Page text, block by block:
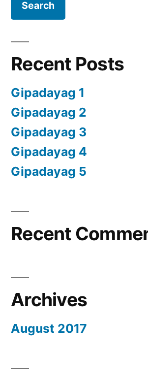
Recent Posts
Gipadayag 1
Gipadayag 2
Gipadayag 3
Gipadayag 4
Gipadayag 5
Recent
Archives
August 2017